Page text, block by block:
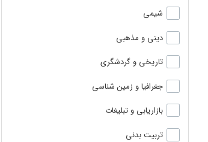
شیمی
دینی و مذهبی
تاریخی و گردشگری
جغرافیا و زمین شناسی
بازاریابی و تبلیغات
تربیت بدنی